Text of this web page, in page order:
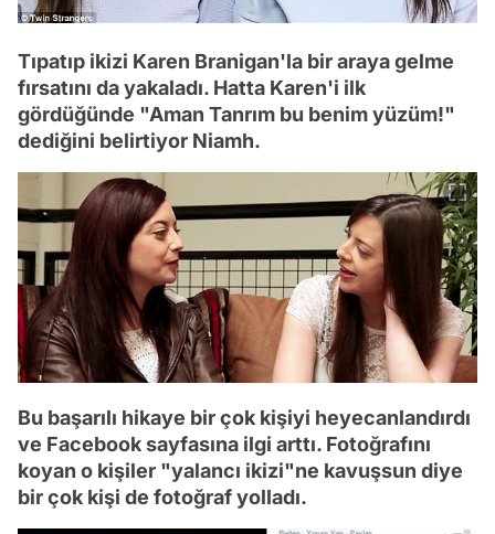
Tıpatıp ikizi Karen Branigan'la bir araya gelme
fırsatını da yakaladı. Hatta Karen'i ilk
gördüğünde "Aman Tanrım bu benim yüzüm!"
dediğini belirtiyor Niamh.
Bu başarılı hikaye bir çok kişiyi heyecanlandırdı
ve Facebook sayfasına ilgi arttı. Fotoğrafını
koyan o kişiler "yalancı ikizi"ne kavuşsun diye
bir çok kişi de fotoğraf yolladı.